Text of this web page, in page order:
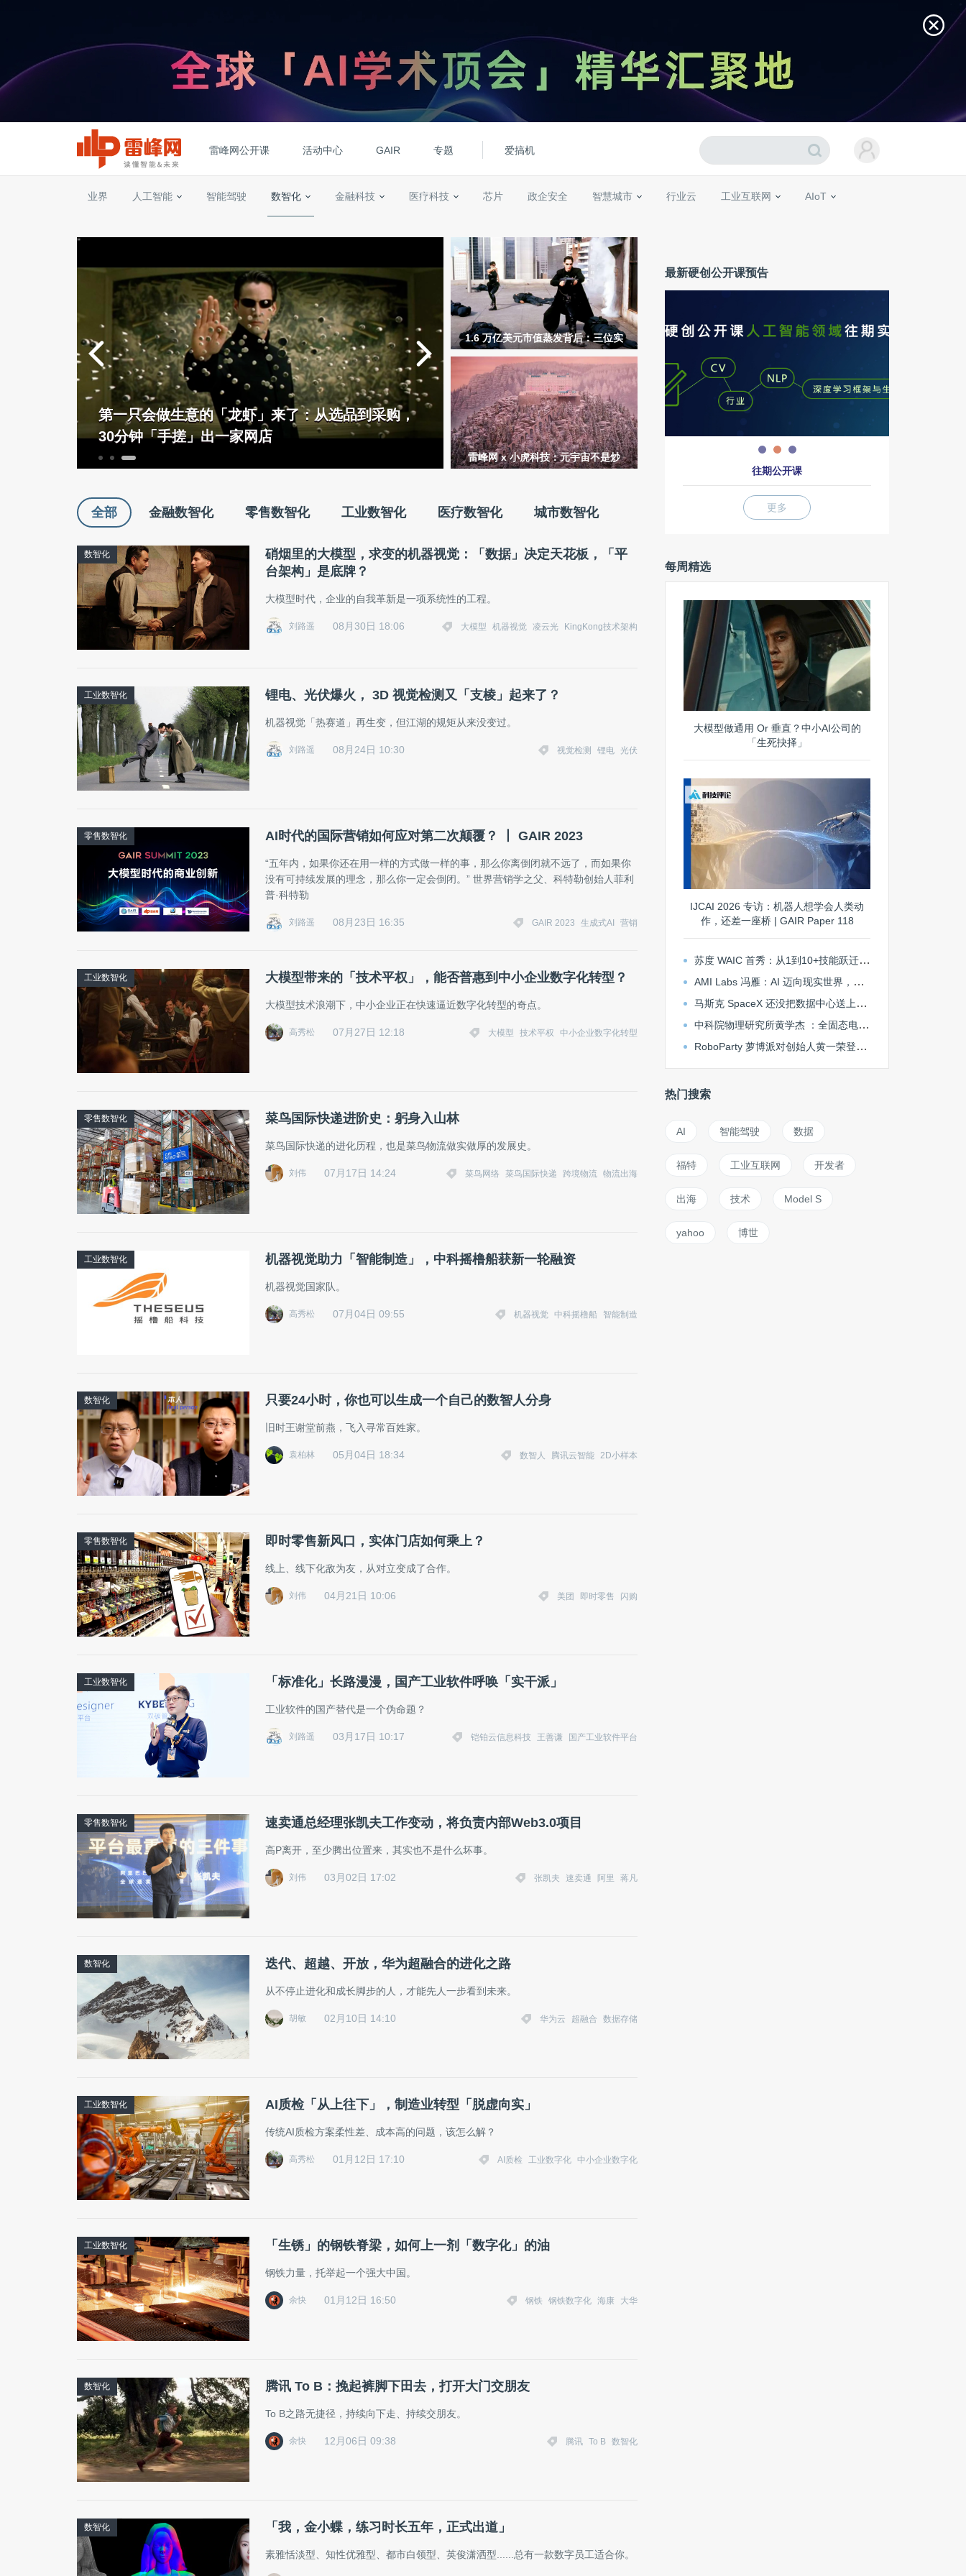
雷峰网公开课 活动中心 GAIR 专题 爱搞机
业界 人工智能 智能驾驶 数智化 金融科技 医疗科技 芯片 政企安全 智慧城市 行业云 工业互联网 AIoT
第一只会做生意的「龙虾」来了：从选品到采购，
30分钟「手搓」出一家网店
1.6 万亿美元市值蒸发背后：三位实
战派深谈 AI 「杀死」旧软件的真相
与出路
雷峰网 x 小虎科技：元宇宙不是炒
全部 金融数智化 零售数智化 工业数智化 医疗数智化 城市数智化
数智化
硝烟里的大模型，求变的机器视觉：「数据」决定天花板，「平
台架构」是底牌？
大模型时代，企业的自我革新是一项系统性的工程。
刘路遥 08月30日 18:06 大模型 机器视觉 凌云光 KingKong技术架构
工业数智化 锂电、光伏爆火， 3D 视觉检测又「支棱」起来了？
机器视觉「热赛道」再生变，但江湖的规矩从来没变过。
刘路遥 08月24日 10:30 视觉检测 锂电 光伏
零售数智化 AI时代的国际营销如何应对第二次颠覆？ 丨 GAIR 2023
“五年内，如果你还在用一样的方式做一样的事，那么你离倒闭就不远了，而如果你
没有可持续发展的理念，那么你一定会倒闭。” 世界营销学之父、科特勒创始人菲利
普·科特勒
刘路遥 08月23日 16:35 GAIR 2023 生成式AI 营销
工业数智化 大模型带来的「技术平权」，能否普惠到中小企业数字化转型？
大模型技术浪潮下，中小企业正在快速逼近数字化转型的奇点。
高秀松 07月27日 12:18 大模型 技术平权 中小企业数字化转型
零售数智化 菜鸟国际快递进阶史：躬身入山林
菜鸟国际快递的进化历程，也是菜鸟物流做实做厚的发展史。
刘伟 07月17日 14:24 菜鸟网络 菜鸟国际快递 跨境物流 物流出海
工业数智化 机器视觉助力「智能制造」，中科摇橹船获新一轮融资
机器视觉国家队。
高秀松 07月04日 09:55 机器视觉 中科摇橹船 智能制造
数智化 只要24小时，你也可以生成一个自己的数智人分身
旧时王谢堂前燕，飞入寻常百姓家。
袁柏林 05月04日 18:34 数智人 腾讯云智能 2D小样本
零售数智化 即时零售新风口，实体门店如何乘上？
线上、线下化敌为友，从对立变成了合作。
刘伟 04月21日 10:06 美团 即时零售 闪购
工业数智化 「标准化」长路漫漫，国产工业软件呼唤「实干派」
工业软件的国产替代是一个伪命题？
刘路遥 03月17日 10:17 铠铂云信息科技 王善谦 国产工业软件平台
零售数智化 速卖通总经理张凯夫工作变动，将负责内部Web3.0项目
高P离开，至少腾出位置来，其实也不是什么坏事。
刘伟 03月02日 17:02 张凯夫 速卖通 阿里 蒋凡
数智化 迭代、超越、开放，华为超融合的进化之路
从不停止进化和成长脚步的人，才能先人一步看到未来。
胡敏 02月10日 14:10 华为云 超融合 数据存储
工业数智化 AI质检「从上往下」，制造业转型「脱虚向实」
传统AI质检方案柔性差、成本高的问题，该怎么解？
高秀松 01月12日 17:10 AI质检 工业数字化 中小企业数字化
工业数智化 「生锈」的钢铁脊梁，如何上一剂「数字化」的油
钢铁力量，托举起一个强大中国。
余快 01月12日 16:50 钢铁 钢铁数字化 海康 大华
数智化 腾讯 To B：挽起裤脚下田去，打开大门交朋友
To B之路无捷径，持续向下走、持续交朋友。
余快 12月06日 09:38 腾讯 To B 数智化
数智化 「我，金小蝶，练习时长五年，正式出道」
素雅恬淡型、知性优雅型、都市白领型、英俊潇洒型......总有一款数字员工适合你。
最新硬创公开课预告
往期公开课
更多
每周精选
大模型做通用 Or 垂直？中小AI公司的
「生死抉择」
IJCAI 2026 专访：机器人想学会人类动
作，还差一座桥 | GAIR Paper 118
苏度 WAIC 首秀：从1到10+技能跃迁，探索通用机器人 Scaling 路径
AMI Labs 冯雁：AI 迈向现实世界，世界模型不可或缺 | ICML 2026
马斯克 SpaceX 还没把数据中心送上太空，中国 GobiX 已在戈壁落地
中科院物理研究所黄学杰 ：全固态电池掀桌子前，必须做好固液混合电池丨大湾区车展观察
RoboParty 萝博派对创始人黄一荣登福布斯亚洲 U30 精英榜单
热门搜索
AI 智能驾驶 数据
福特 工业互联网 开发者
出海 技术 Model S
yahoo 博世